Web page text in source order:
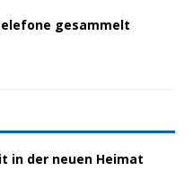
gesammelt
in der neuen Heimat